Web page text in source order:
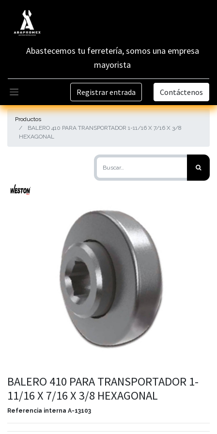
Abastecemos tu ferretería, somos una empresa
mayorista
Registrar entrada Contáctenos
Productos
BALERO 410 PARA TRANSPORTADOR 1-11/16 X 7/16 X 3/8
HEXAGONAL
BALERO 410 PARA TRANSPORTADOR 1-
11/16 X 7/16 X 3/8 HEXAGONAL
Referencia interna A-13103